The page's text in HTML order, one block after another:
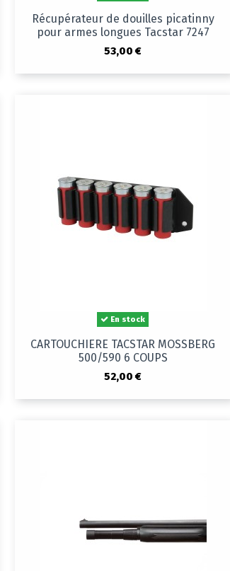
Récupérateur de douilles picatinny
pour armes longues Tacstar 7247
53,00 €
En stock
CARTOUCHIERE TACSTAR MOSSBERG
500/590 6 COUPS
52,00 €